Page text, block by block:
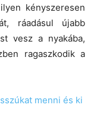
kényszeresen
ráadásul újabb
vesz a nyakába,
ragaszkodik a